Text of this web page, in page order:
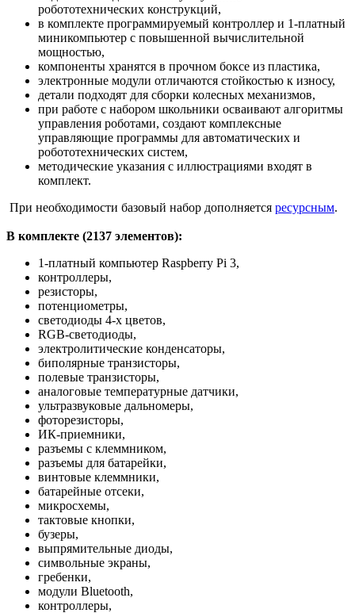
робототехнических конструкций,
в комплекте программируемый контроллер и 1-платный
миникомпьютер с повышенной вычислительной
мощностью,
компоненты хранятся в прочном боксе из пластика,
электронные модули отличаются стойкостью к износу,
детали подходят для сборки колесных механизмов,
при работе с набором школьники осваивают алгоритмы
управления роботами, создают комплексные
управляющие программы для автоматических и
робототехнических систем,
методические указания с иллюстрациями входят в
комплект.
При необходимости базовый набор дополняется ресурсным.
В комплекте (2137 элементов):
1-платный компьютер Raspberry Pi 3,
контроллеры,
резисторы,
потенциометры,
светодиоды 4-х цветов,
RGB-светодиоды,
электролитические конденсаторы,
биполярные транзисторы,
полевые транзисторы,
аналоговые температурные датчики,
ультразвуковые дальномеры,
фоторезисторы,
ИК-приемники,
разъемы с клеммником,
разъемы для батарейки,
винтовые клеммники,
батарейные отсеки,
микросхемы,
тактовые кнопки,
бузеры,
выпрямительные диоды,
символьные экраны,
гребенки,
модули Bluetooth,
контроллеры,